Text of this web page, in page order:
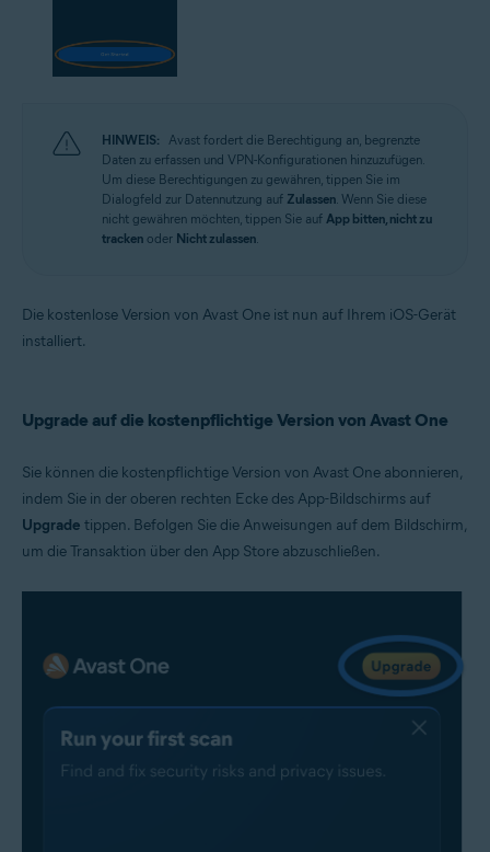
HINWEIS:
Avast fordert die Berechtigung an, begrenzte
Daten zu erfassen und VPN-Konfigurationen hinzuzufügen.
Um diese Berechtigungen zu gewähren, tippen Sie im
Dialogfeld zur Datennutzung auf Zulassen . Wenn Sie diese
nicht gewähren möchten, tippen Sie auf App bitten, nicht zu
tracken oder Nicht zulassen
Die kostenlose Version von Avast One ist nun auf Ihrem iOS-Gerät
installiert.
Upgrade auf die kostenpflichtige Version von Avast One
Sie können die kostenpflichtige Version von Avast One abonnieren,
indem Sie in der oberen rechten Ecke des App-Bildschirms auf
Upgrade tippen. Befolgen Sie die Anweisungen auf dem Bildschirm,
um die Transaktion über den App Store abzuschließen.